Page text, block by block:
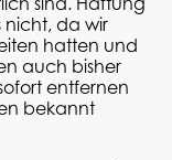
nicht, da wir
hatten und
auch bisher
entfernen
bekannt